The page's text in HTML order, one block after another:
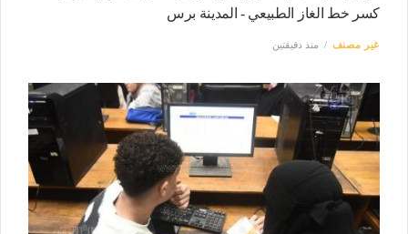
كسر خط الغاز الطبيعي - المدينة برس
غير مصنف منذ دقيقتين